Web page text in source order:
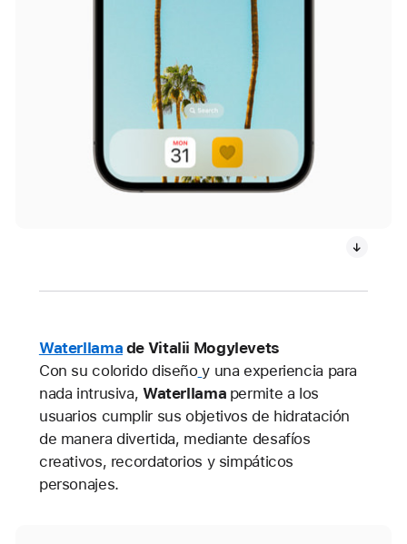
Waterllama de Vitalii Mogylevets
Con su colorido diseño y una experiencia para
nada intrusiva, Waterllama permite a los
usuarios cumplir sus objetivos de hidratación
de manera divertida, mediante desafíos
creativos, recordatorios y simpáticos
personajes.